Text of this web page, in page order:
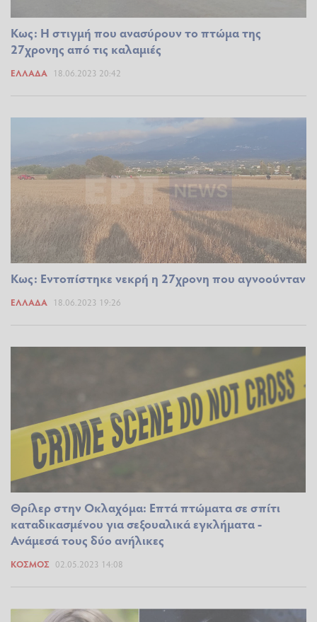
Κως: Η στιγμή που ανασύρουν το πτώμα της
27χρονης από τις καλαμιές
ΕΛΛΆΔΑ 18.06.2023 20:42
Κως: Εντοπίστηκε νεκρή η 27χρονη που αγνοούνταν
ΕΛΛΆΔΑ 18.06.2023 19:26
Θρίλερ στην Οκλαχόμα: Επτά πτώματα σε σπίτι
καταδικασμένου για σεξουαλικά εγκλήματα -
Ανάμεσά τους δύο ανήλικες
ΚΌΣΜΟΣ 02.05.2023 14:08